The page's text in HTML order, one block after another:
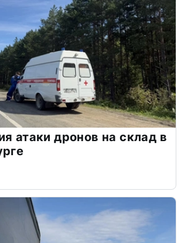
атаки дронов на склад в